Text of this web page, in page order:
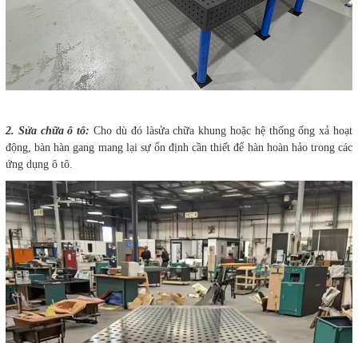
2. Sửa chữa ô tô: Cho dù đó làsửa chữa khung hoặc hệ thống ống xả hoạt
động, bàn hàn gang mang lại sự ổn định cần thiết để hàn hoàn hảo trong các
ứng dụng ô tô.